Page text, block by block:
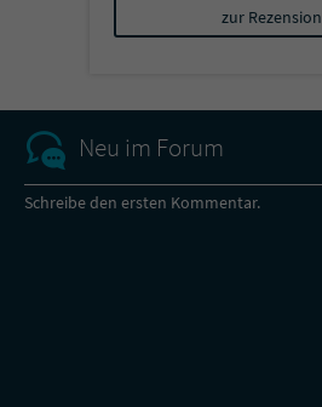
zur Rezension
Neu im Forum
Schreibe den ersten Kommentar.